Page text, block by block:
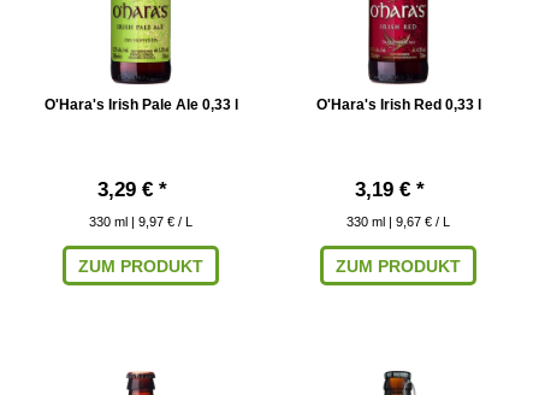
O'Hara's Irish Pale Ale 0,33 l
3,29 € *
330 ml | 9,97 € / L
ZUM PRODUKT
O'Hara's Irish Red 0,33 l
3,19 € *
330 ml | 9,67 € / L
ZUM PRODUKT